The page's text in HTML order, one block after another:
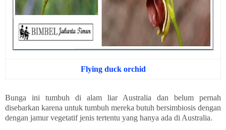
Flying duck orchid
Bunga ini tumbuh di alam liar Australia dan belum pernah
disebarkan karena untuk tumbuh mereka butuh bersimbiosis dengan
dengan jamur vegetatif jenis tertentu yang hanya ada di Australia.